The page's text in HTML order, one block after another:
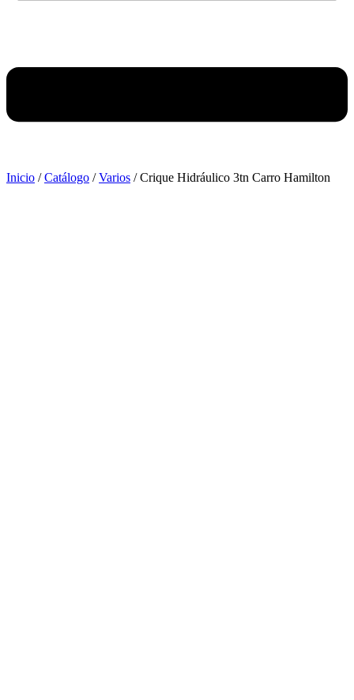
Inicio /Catálogo /Varios / Crique Hidráulico 3tn Carro Hamilton